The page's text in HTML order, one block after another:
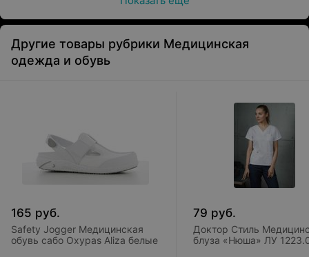
Другие товары рубрики Медицинская
одежда и обувь
165 руб.
Safety Jogger Медицинская
обувь сабо Oxypas Aliza белые
79 руб.
Доктор Стиль
блуза «Нюша» ЛУ